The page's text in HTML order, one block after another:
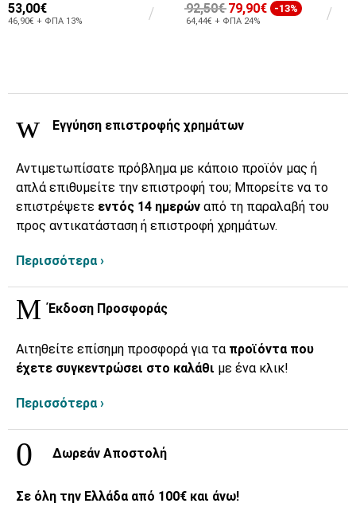
53,00€
46,90€ + ΦΠΑ 13%
92,50€ 79,90€ -13%
64,44€ + ΦΠΑ 24%
Εγγύηση επιστροφής χρημάτων
Αντιμετωπίσατε πρόβλημα με κάποιο προϊόν μας ή
απλά επιθυμείτε την επιστροφή του; Μπορείτε να το
επιστρέψετε εντός 14 ημερών από τη παραλαβή του
προς αντικατάσταση ή επιστροφή χρημάτων.
Περισσότερα ›
Έκδοση Προσφοράς
Αιτηθείτε επίσημη προσφορά για τα προϊόντα που
έχετε συγκεντρώσει στο καλάθι με ένα κλικ!
Περισσότερα ›
Δωρεάν Αποστολή
Σε όλη την Ελλάδα από 100€ και άνω!